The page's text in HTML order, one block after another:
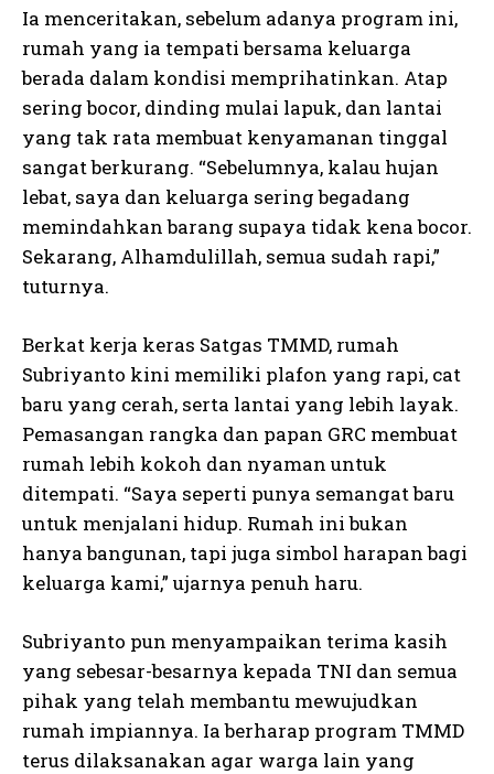
Ia menceritakan, sebelum adanya program ini,
rumah yang ia tempati bersama keluarga
berada dalam kondisi memprihatinkan. Atap
sering bocor, dinding mulai lapuk, dan lantai
yang tak rata membuat kenyamanan tinggal
sangat berkurang. “Sebelumnya, kalau hujan
lebat, saya dan keluarga sering begadang
memindahkan barang supaya tidak kena bocor.
Sekarang, Alhamdulillah, semua sudah rapi,”
tuturnya.
Berkat kerja keras Satgas TMMD, rumah
Subriyanto kini memiliki plafon yang rapi, cat
baru yang cerah, serta lantai yang lebih layak.
Pemasangan rangka dan papan GRC membuat
rumah lebih kokoh dan nyaman untuk
ditempati. “Saya seperti punya semangat baru
untuk menjalani hidup. Rumah ini bukan
hanya bangunan, tapi juga simbol harapan bagi
keluarga kami,” ujarnya penuh haru.
Subriyanto pun menyampaikan terima kasih
yang sebesar-besarnya kepada TNI dan semua
pihak yang telah membantu mewujudkan
rumah impiannya. Ia berharap program TMMD
terus dilaksanakan agar warga lain yang